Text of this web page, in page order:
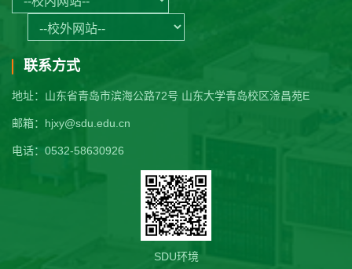
联系方式
地址：山东省青岛市滨海公路72号 山东大学青岛校区淦昌苑E
邮箱：hjxy@sdu.edu.cn
电话：0532-58630926
SDU环境